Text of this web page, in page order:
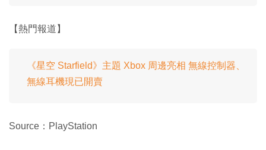
【熱門報道】
《星空 Starfield》主題 Xbox 周邊亮相 無線控制器、
無線耳機現已開賣
Source：PlayStation